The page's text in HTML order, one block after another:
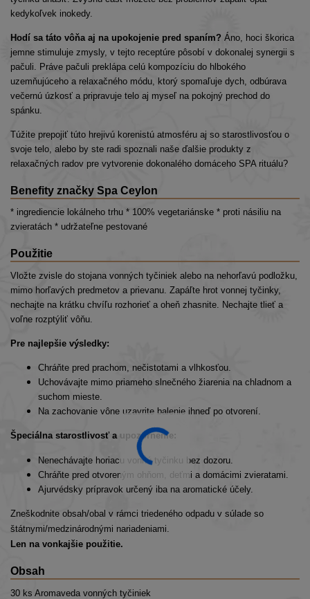
kedykoľvek inokedy.
Hodí sa táto vôňa aj na upokojenie pred spaním? Áno, hoci škorica
jemne stimuluje zmysly, v tejto receptúre pôsobí v dokonalej synergii s
pačuli. Práve pačuli preklápa celú kompozíciu do hlbokého
uzemňujúceho a relaxačného módu, ktorý spomaľuje dych, odbúrava
večernú úzkosť a pripravuje telo aj myseľ na pokojný prechod do
spánku.
Túžite prepojiť túto hrejivú korenistú atmosféru aj so starostlivosťou o
svoje telo, alebo by ste radi spoznali naše ďalšie produkty z
relaxačných radov pre vytvorenie dokonalého domáceho SPA rituálu?
Benefity značky Spa Ceylon
* ingrediencie lokálneho trhu * 100% vegetariánske * proti násiliu na
zvieratách * udržateľne pestované
Použitie
Vložte zvisle do stojana vonných tyčiniek alebo na nehorľavú podložku,
mimo horľavých predmetov a prievanu. Zapáľte hrot vonnej tyčinky,
nechajte na krátku chvíľu rozhorieť a oheň zhasnite. Nechajte tlieť a
voľne rozptýliť vôňu.
Pre najlepšie výsledky:
Chráňte pred prachom, nečistotami a vlhkosťou.
Uchovávajte mimo priameho slnečného žiarenia na chladnom a
suchom mieste.
Na zachovanie vône uzavrite balenie ihneď po otvorení.
Špeciálna starostlivosť a upozornenie:
Nenechávajte horiacu vonnú tyčinku bez dozoru.
Chráňte pred otvoreným ohňom, deťmi a domácimi zvieratami.
Ajurvédsky prípravok určený iba na aromatické účely.
Zneškodnite obsah/obal v rámci triedeného odpadu v súlade so
štátnymi/medzinárodnými nariadeniami.
Len na vonkajšie použitie.
Obsah
30 ks Aromaveda vonných tyčiniek